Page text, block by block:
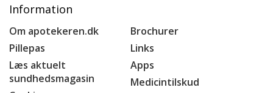
Information
Om apotekeren.dk
Pillepas
Læs aktuelt
sundhedsmagasin
Brochurer
Links
Apps
Medicintilskud